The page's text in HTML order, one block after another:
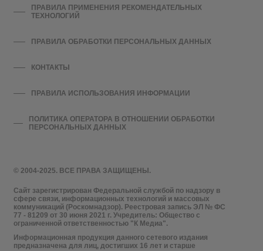
© 2004-2025. ВСЕ ПРАВА ЗАЩИЩЕНЫ.
Сайт зарегистрирован Федеральной службой по надзору в
сфере связи, информационных технологий и массовых
коммуникаций (Роскомнадзор). Реестровая запись ЭЛ № ФС
77 - 81209 от 30 июня 2021 г. Учредитель: Общество с
ограниченной ответственностью "К Медиа".
Информационная продукция данного сетевого издания
предназначена для лиц, достигших 16 лет и старше
ПРАВИЛА ПРИМЕНЕНИЯ РЕКОМЕНДАТЕЛЬНЫХ
ТЕХНОЛОГИЙ
ПРАВИЛА ОБРАБОТКИ ПЕРСОНАЛЬНЫХ ДАННЫХ
КОНТАКТЫ
ПРАВИЛА ИСПОЛЬЗОВАНИЯ ИНФОРМАЦИИ
ПОЛИТИКА ОПЕРАТОРА В ОТНОШЕНИИ ОБРАБОТКИ
ПЕРСОНАЛЬНЫХ ДАННЫХ